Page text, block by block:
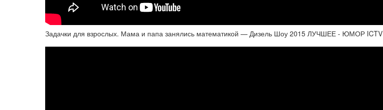
Задачки для взрослых. Мама и папа занялись математикой — Дизель Шоу 2015 ЛУЧШЕЕ - ЮМОР ICTV